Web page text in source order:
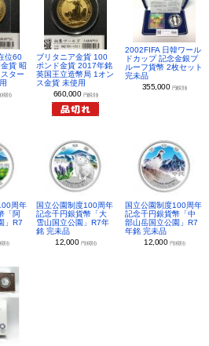
位60
貨 昭
ター
(税別)
ブリタニア金貨 100
ポンド金貨 2017年銘
英国王立造幣局 1オン
ス金貨 未使用
660,000 円(税別)
2002FIFA 日韓ワール
ドカップ 記念金銀プ
ルーフ貨幣 2枚セット
完未品
355,000 円(税別)
周年
「阿
」R7
別)
国立公園制度100周年
記念千円銀貨幣「大
雪山国立公園」R7年
銘 完未品
12,000 円(税別)
国立公園制度100周年
記念千円銀貨幣「中
部山岳国立公園」R7
年銘 完未品
12,000 円(税別)